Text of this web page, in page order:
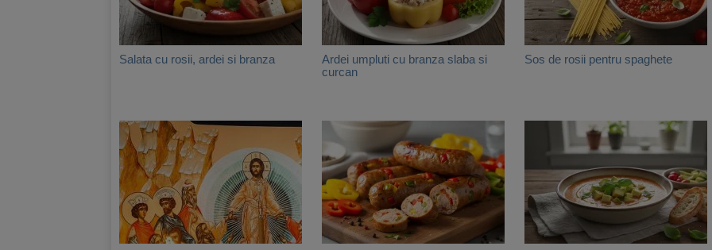
Salata cu rosii, ardei si branza
Ardei umpluti cu branza slaba si
curcan
Sos de rosii pentru spaghete